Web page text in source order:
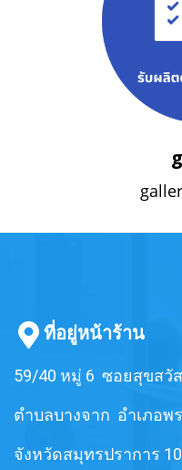
ที่อยู่หน้าร้าน
59/40 หมู่ 6 ซอยสุขสวั
ตำบลบางจาก อำเภอพ
จังหวัดสมุทรปราการ